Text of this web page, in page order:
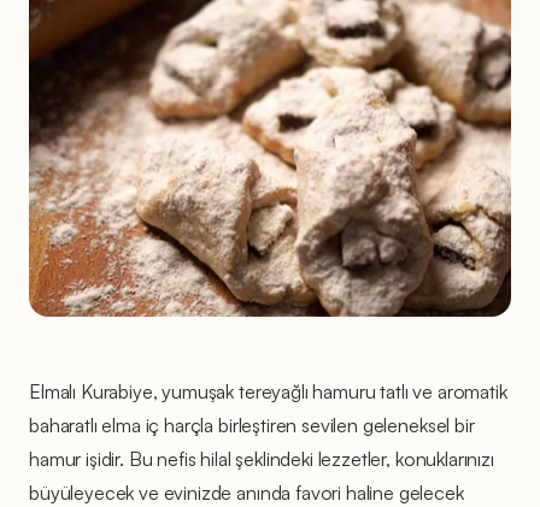
Elmalı Kurabiye, yumuşak tereyağlı hamuru tatlı ve aromatik
baharatlı elma iç harçla birleştiren sevilen geleneksel bir
hamur işidir. Bu nefis hilal şeklindeki lezzetler, konuklarınızı
büyüleyecek ve evinizde anında favori haline gelecek